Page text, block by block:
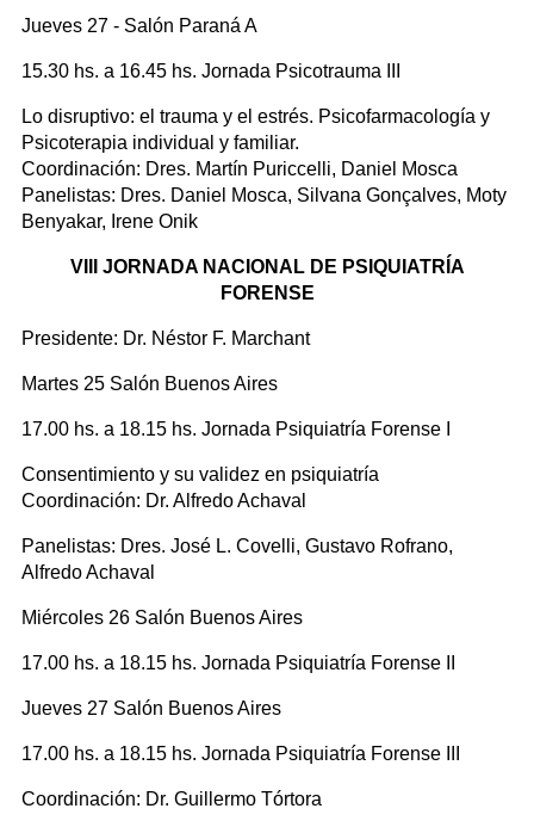
Jueves 27 - Salón Paraná A
15.30 hs. a 16.45 hs. Jornada Psicotrauma III
Lo disruptivo: el trauma y el estrés. Psicofarmacología y
Psicoterapia individual y familiar.
Coordinación: Dres. Martín Puriccelli, Daniel Mosca
Panelistas: Dres. Daniel Mosca, Silvana Gonçalves, Moty
Benyakar, Irene Onik
VIII JORNADA NACIONAL DE PSIQUIATRÍA
FORENSE
Presidente: Dr. Néstor F. Marchant
Martes 25 Salón Buenos Aires
17.00 hs. a 18.15 hs. Jornada Psiquiatría Forense I
Consentimiento y su validez en psiquiatría
Coordinación: Dr. Alfredo Achaval
Panelistas: Dres. José L. Covelli, Gustavo Rofrano,
Alfredo Achaval
Miércoles 26 Salón Buenos Aires
17.00 hs. a 18.15 hs. Jornada Psiquiatría Forense II
Jueves 27 Salón Buenos Aires
17.00 hs. a 18.15 hs. Jornada Psiquiatría Forense III
Coordinación: Dr. Guillermo Tórtora